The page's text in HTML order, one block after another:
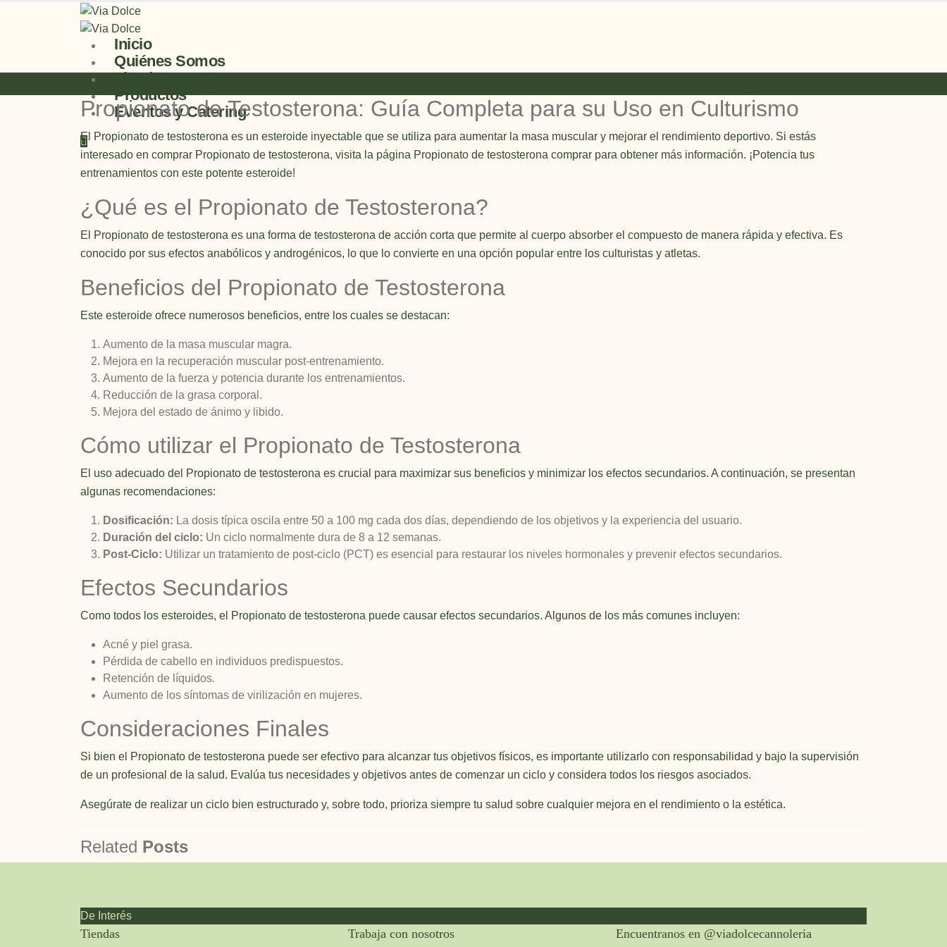
Inicio
Quiénes Somos
Tiendas
Productos
Eventos y Catering
Propionato de Testosterona: Guía Completa para su Uso en Culturismo
El Propionato de testosterona es un esteroide inyectable que se utiliza para aumentar la masa muscular y mejorar el rendimiento deportivo. Si estás
interesado en comprar Propionato de testosterona, visita la página Propionato de testosterona comprar para obtener más información. ¡Potencia tus
entrenamientos con este potente esteroide!
¿Qué es el Propionato de Testosterona?
El Propionato de testosterona es una forma de testosterona de acción corta que permite al cuerpo absorber el compuesto de manera rápida y efectiva. Es
conocido por sus efectos anabólicos y androgénicos, lo que lo convierte en una opción popular entre los culturistas y atletas.
Beneficios del Propionato de Testosterona
Este esteroide ofrece numerosos beneficios, entre los cuales se destacan:
Aumento de la masa muscular magra.
Mejora en la recuperación muscular post-entrenamiento.
Aumento de la fuerza y potencia durante los entrenamientos.
Reducción de la grasa corporal.
Mejora del estado de ánimo y libido.
Cómo utilizar el Propionato de Testosterona
El uso adecuado del Propionato de testosterona es crucial para maximizar sus beneficios y minimizar los efectos secundarios. A continuación, se presentan
algunas recomendaciones:
Dosificación: La dosis típica oscila entre 50 a 100 mg cada dos días, dependiendo de los objetivos y la experiencia del usuario.
Duración del ciclo: Un ciclo normalmente dura de 8 a 12 semanas.
Post-Ciclo: Utilizar un tratamiento de post-ciclo (PCT) es esencial para restaurar los niveles hormonales y prevenir efectos secundarios.
Efectos Secundarios
Como todos los esteroides, el Propionato de testosterona puede causar efectos secundarios. Algunos de los más comunes incluyen:
Acné y piel grasa.
Pérdida de cabello en individuos predispuestos.
Retención de líquidos.
Aumento de los síntomas de virilización en mujeres.
Consideraciones Finales
Si bien el Propionato de testosterona puede ser efectivo para alcanzar tus objetivos físicos, es importante utilizarlo con responsabilidad y bajo la supervisión
de un profesional de la salud. Evalúa tus necesidades y objetivos antes de comenzar un ciclo y considera todos los riesgos asociados.
Asegúrate de realizar un ciclo bien estructurado y, sobre todo, prioriza siempre tu salud sobre cualquier mejora en el rendimiento o la estética.
Related Posts
De Interés
Tiendas
Trabaja con nosotros
Encuentranos en @viadolcecannoleria